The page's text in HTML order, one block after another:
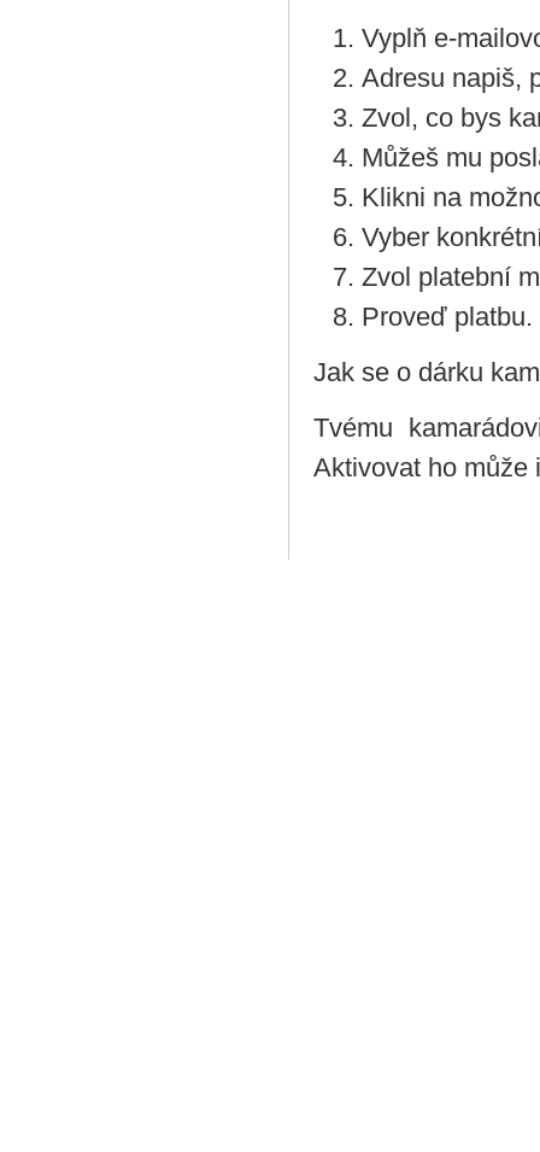
Vyplň e-
Adresu napiš,
Zvol, co bys
Můžeš mu
Klikni na
Vyber
Zvol platební
Proveď platbu.
Jak se o dárku
Tvému
Aktivovat ho může